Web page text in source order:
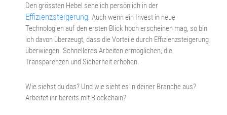
Den grössten Hebel sehe ich persönlich in der
Effizienzsteigerung. Auch wenn ein Invest in neue
Technologien auf den ersten Blick hoch erscheinen mag, so bin
ich davon überzeugt, dass die Vorteile durch Effizienzsteigerung
überwiegen. Schnelleres Arbeiten ermöglichen, die
Transparenzen und Sicherheit erhöhen.
Wie siehst du das? Und wie sieht es in deiner Branche aus?
Arbeitet ihr bereits mit Blockchain?